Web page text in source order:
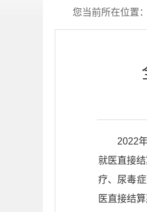
您当前所在位置：
2022
就医直接
疗、尿毒
医直接结